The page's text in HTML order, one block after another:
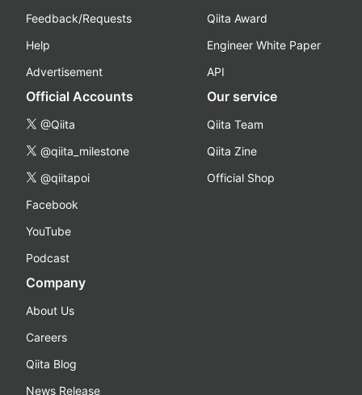
Feedback/Requests
Help
Advertisement
Qiita Award
Engineer White Paper
API
Official Accounts
@Qiita
@qiita_milestone
@qiitapoi
Facebook
YouTube
Podcast
Our service
Qiita Team
Qiita Zine
Official Shop
Company
About Us
Careers
Qiita Blog
News Release